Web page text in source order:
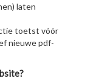
laten
toetst vóór
nieuwe pdf-